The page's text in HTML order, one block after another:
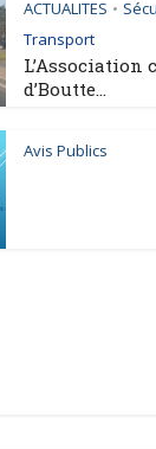
ACTUALITES •
Transport
L’Association
d’Boutte...
Avis Publics